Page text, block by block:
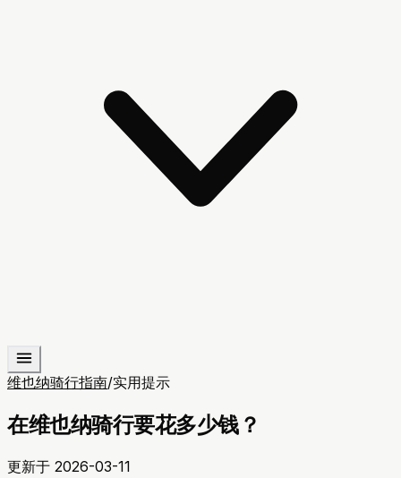
维也纳骑行指南/实用提示
在维也纳骑行要花多少钱？
更新于 2026-03-11